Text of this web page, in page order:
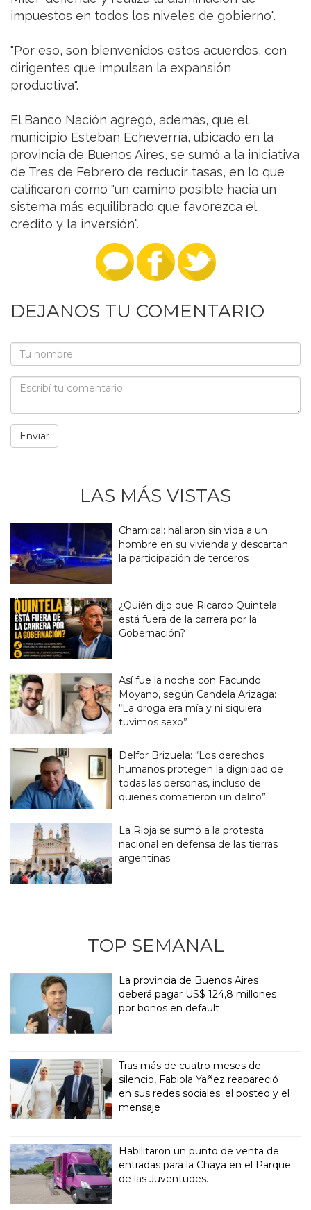
impuestos en todos los niveles de gobierno".
"Por eso, son bienvenidos estos acuerdos, con
dirigentes que impulsan la expansión
productiva".
El Banco Nación agregó, además, que el
municipio Esteban Echeverría, ubicado en la
provincia de Buenos Aires, se sumó a la iniciativa
de Tres de Febrero de reducir tasas, en lo que
calificaron como "un camino posible hacia un
sistema más equilibrado que favorezca el
crédito y la inversión".
DEJANOS TU COMENTARIO
LAS MÁS VISTAS
Chamical: hallaron sin vida a un
hombre en su vivienda y descartan
la participación de terceros
¿Quién dijo que Ricardo Quintela
está fuera de la carrera por la
Gobernación?
Así fue la noche con Facundo
Moyano, según Candela Arizaga:
“La droga era mía y ni siquiera
tuvimos sexo”
Delfor Brizuela: “Los derechos
humanos protegen la dignidad de
todas las personas, incluso de
quienes cometieron un delito”
La Rioja se sumó a la protesta
nacional en defensa de las tierras
argentinas
TOP SEMANAL
La provincia de Buenos Aires
deberá pagar US$ 124,8 millones
por bonos en default
Tras más de cuatro meses de
silencio, Fabiola Yañez reapareció
en sus redes sociales: el posteo y el
mensaje
Habilitaron un punto de venta de
entradas para la Chaya en el Parque
de las Juventudes.